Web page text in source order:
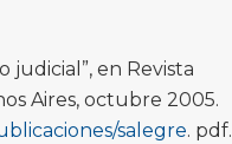
judicial”, en Revista
Aires, octubre 2005.
salegre. pdf.